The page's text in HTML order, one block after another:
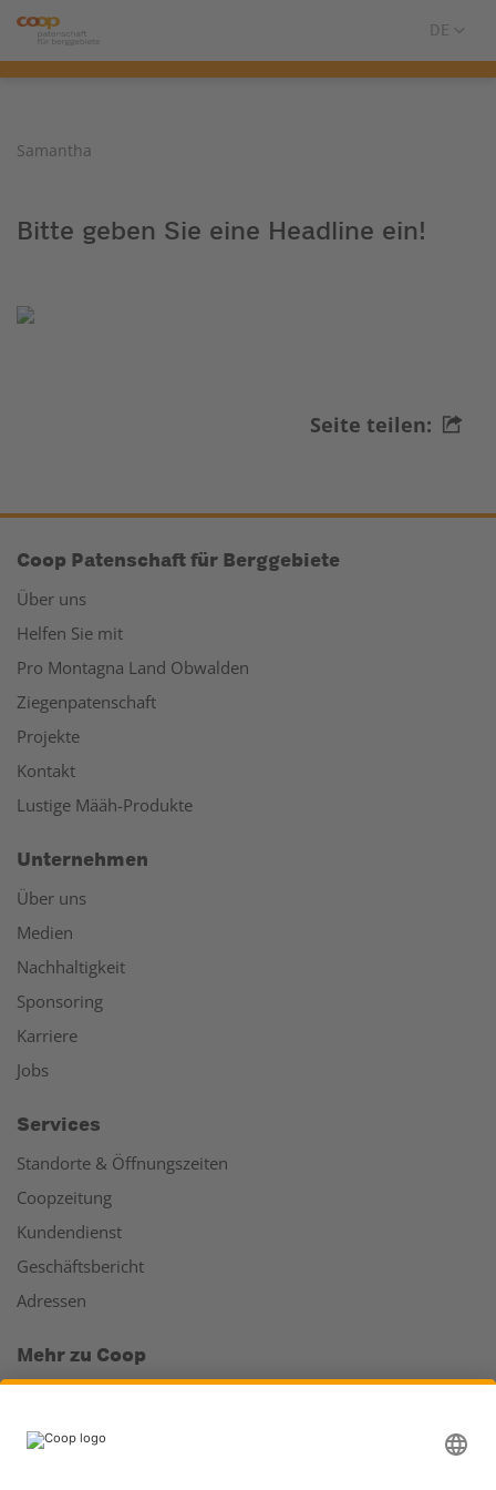
Samantha
Bitte geben Sie eine Headline ein!
Seite teilen:
Coop Patenschaft für Berggebiete
Über uns
Helfen Sie mit
Pro Montagna Land Obwalden
Ziegenpatenschaft
Projekte
Kontakt
Lustige Määh-Produkte
Unternehmen
Über uns
Medien
Nachhaltigkeit
Sponsoring
Karriere
Jobs
Services
Standorte & Öffnungszeiten
Coopzeitung
Kundendienst
Geschäftsbericht
Adressen
Mehr zu Coop
Läden & Services